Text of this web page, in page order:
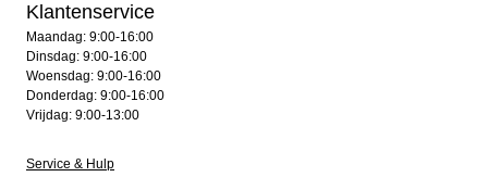
Klantenservice
Maandag: 9:00-16:00
Dinsdag: 9:00-16:00
Woensdag: 9:00-16:00
Donderdag: 9:00-16:00
Vrijdag: 9:00-13:00
Service & Hulp